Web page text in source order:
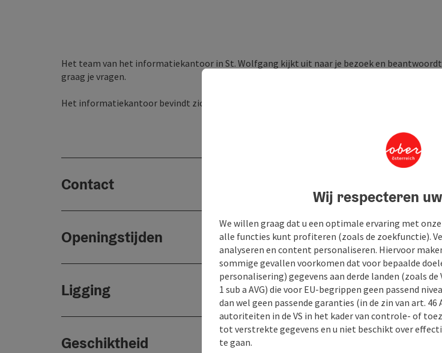
Het team van het informatiekantoor in St. Wolfgang kijkt uit naar je bezoek en
graag je vragen.
Het informatiekantoor bevindt zich voor de tunnelingang aan de rechterkant.
Contact
Openingstijden
Ligging
Geschiktheid
Wij respecteren
We willen graag dat u een optimale ervaring met
alle functies kunt profiteren (zoals de zoekfunctie).
analyseren en content personaliseren. Hiervoor
sommige gevallen voorkomen dat voor bepaalde
personalisering) gegevens aan derde landen (zoals
1 sub a AVG) die voor EU-begrippen geen passend
dan wel geen passende garanties (in de zin van art. 46
autoriteiten in de VS in het kader van controle- of
tot verstrekte gegevens en u niet beschikt over
te gaan.